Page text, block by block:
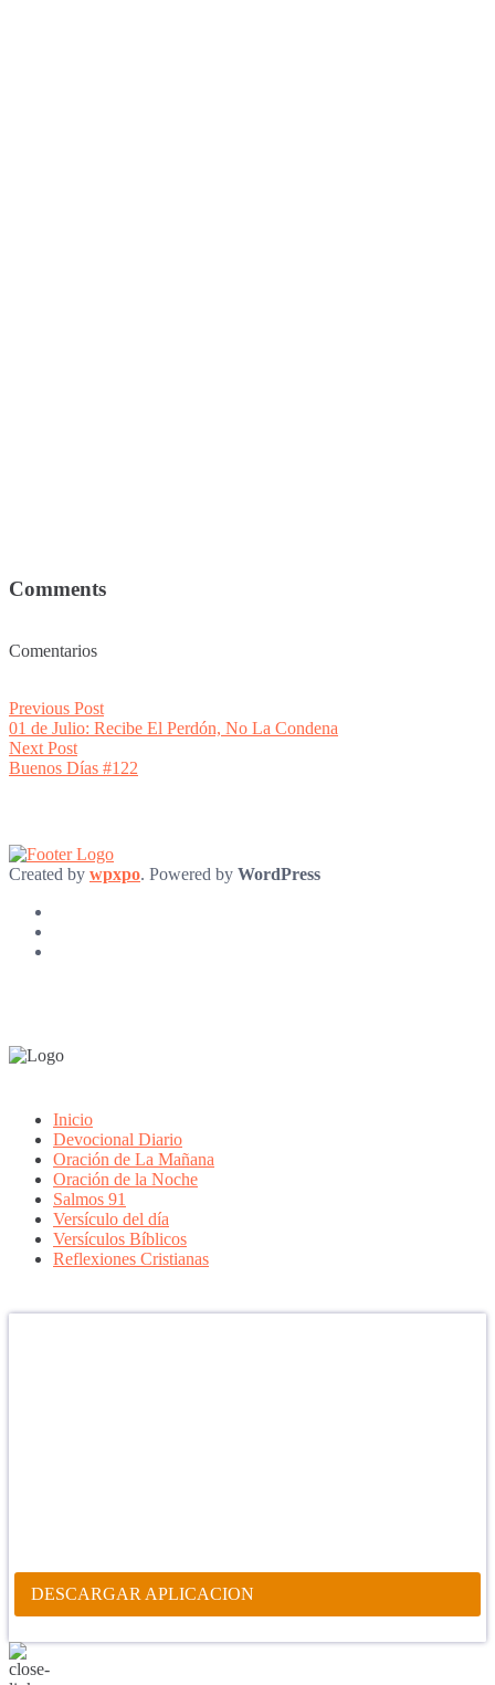
Comments
Comentarios
Post
navigation
Previous PostPrevious
post:
01 de Julio: Recibe El Perdón, No La Condena
Next PostNext
post:
Buenos Días #122
Created by wpxpo. Powered by WordPress
Inicio
Devocional Diario
Oración de La Mañana
Oración de la Noche
Salmos 91
Versículo del día
Versículos Bíblicos
Reflexiones Cristianas
DESCARGAR APLICACION